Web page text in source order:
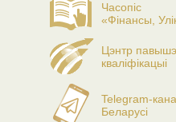
Часопіс
«Фінансы,
Цэнтр
кваліфікацыі
Telegram-
Беларусі